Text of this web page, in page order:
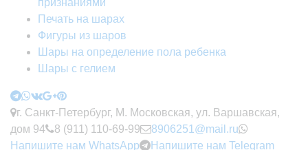
признаниями
Печать на шарах
Фигуры из шаров
Шары на определение пола ребенка
Шары с гелием
г. Санкт-Петербург, М. Московская, ул. Варшавская,
дом 94
8 (911) 110-69-99
8906251@mail.ru
Напишите нам WhatsApp
Напишите нам Telegram